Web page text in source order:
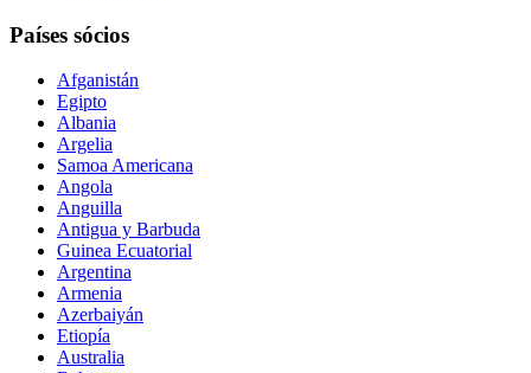
Países sócios
Afganistán
Egipto
Albania
Argelia
Samoa Americana
Angola
Anguilla
Antigua y Barbuda
Guinea Ecuatorial
Argentina
Armenia
Azerbaiyán
Etiopía
Australia